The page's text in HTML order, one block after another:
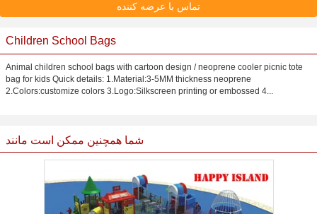
تماس با عرضه کننده
Children School Bags
Animal children school bags with cartoon design / neoprene cooler picnic tote
bag for kids Quick details: 1.Material:3-5MM thickness neoprene
2.Colors:customize colors 3.Logo:Silkscreen printing or embossed 4...
شما همچنین ممکن است مانند